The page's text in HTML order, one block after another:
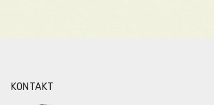
KONTAKT